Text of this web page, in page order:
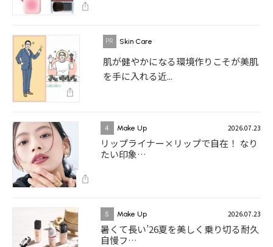
Skin Care
肌が健やかになる環境作りこそが美肌
を手に入れる近...
4 Make Up 2026.07.23
リップライナー×リップで自在！ なり
たい印象…
5 Make Up 2026.07.23
暑くて長い’26夏を美しく乗り切る耐久
自慢フ…